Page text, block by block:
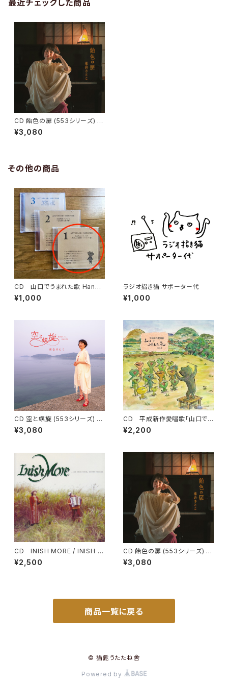
最近チェックした商品
CD 飴色の扉 (553シリーズ) /
落合さとこ
¥3,080
その他の商品
CD 山口でうまれた歌 Hand
Madeシリーズ #1 ~たのしい
お仕事・ファミリー編~
¥1,000
ラジオ招き猫 サポーター代
¥1,000
CD 空と螺旋 (553シリーズ) /
落合さとこ
¥3,080
CD 平成新作愛唱歌「山口でう
まれた歌 vol.2」 / 久保研二作
品集
¥2,200
CD INISH MORE / INISH M
ORE
¥2,500
CD 飴色の扉 (553シリーズ) /
落合さとこ
¥3,080
商品一覧に戻る
© 猫髭うたたね舎
Powered by